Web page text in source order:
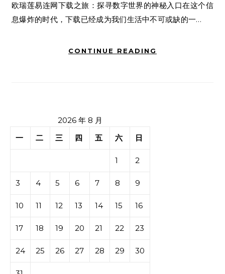
欧瑞莲易连网下载之旅：探寻数字世界的神秘入口在这个信
息爆炸的时代，下载已经成为我们生活中不可或缺的一…
CONTINUE READING
2026 年 8 月
一
二 三 四 五 六 日
1 2
3 4 5 6 7 8 9
10 11 12 13 14 15 16
17 18 19 20 21 22 23
24 25 26 27 28 29 30